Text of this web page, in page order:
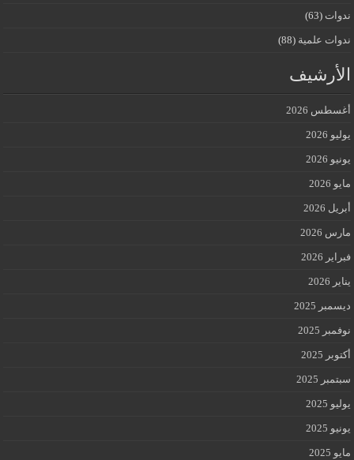
ندوات (63)
ندوات علمية (88)
الأرشيف
أغسطس 2026
يوليو 2026
يونيو 2026
مايو 2026
أبريل 2026
مارس 2026
فبراير 2026
يناير 2026
ديسمبر 2025
نوفمبر 2025
أكتوبر 2025
سبتمبر 2025
يوليو 2025
يونيو 2025
مايو 2025